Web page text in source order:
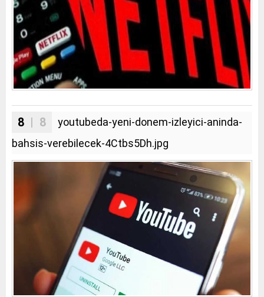
8 | 8
youtubeda-yeni-donem-izleyici-aninda-
bahsis-verebilecek-4Ctbs5Dh.jpg